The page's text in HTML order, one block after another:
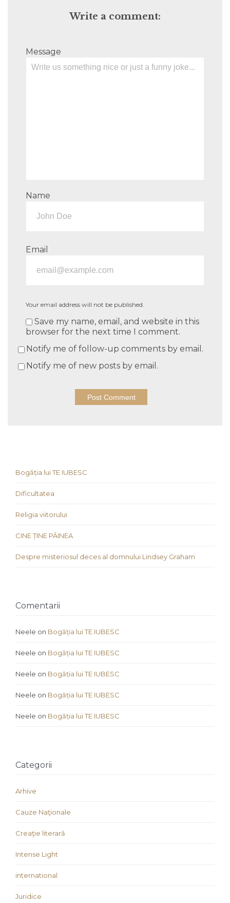
Write a comment:
Message
Name
Email
Your email address will not be published.
Save my name, email, and website in this
browser for the next time I comment.
Notify me of follow-up comments by email.
Notify me of new posts by email.
Bogăția lui TE IUBESC
Dificultatea
Religia viitorului
CINE ȚINE PÂINEA
Despre misteriosul deces al domnului Lindsey Graham
Comentarii
Neele on Bogăția lui TE IUBESC
Neele on Bogăția lui TE IUBESC
Neele on Bogăția lui TE IUBESC
Neele on Bogăția lui TE IUBESC
Neele on Bogăția lui TE IUBESC
Categorii
Arhive
Cauze Naţionale
Creaţie literară
Intense Light
international
Juridice